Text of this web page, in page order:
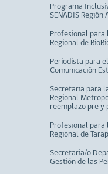
Programa
SENADIS
Profesional para
Regional de
Periodista para
Comunicación
Secretaria para
Regional
reemplazo pre y
Profesional para
Regional de
Secretaria/o
Gestión de las